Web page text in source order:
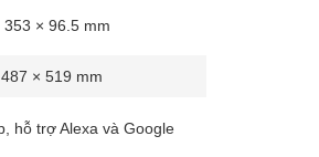
353 × 96.5 mm
× 519 mm
hỗ trợ Alexa và Google